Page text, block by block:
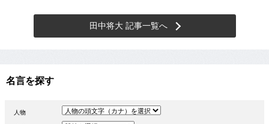
田中将大 記事一覧へ
名言を探す
人物